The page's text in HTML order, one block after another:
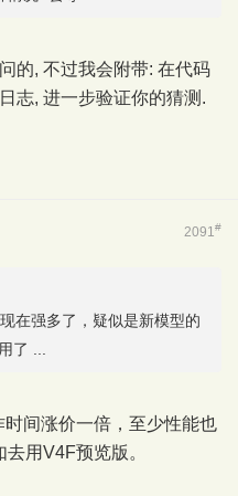
的, 不过我会附带: 在代码
志, 进一步验证你的猜测.
2091#
在强多了，疑似是新模型的
了 ...
间涨价一倍，至少性能也
用V4F预览版。